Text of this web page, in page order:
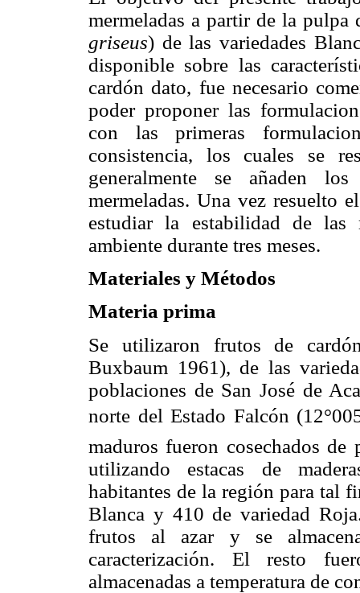
mermeladas a partir de la
griseus) de las variedades
disponible sobre las
cardón dato, fue necesario
poder proponer las
con las primeras
consistencia, los cuales se
generalmente se añaden
mermeladas. Una vez resuelto
estudiar la estabilidad de las
ambiente durante tres meses.
Materiales y Métodos
Materia prima
Se utilizaron frutos de
Buxbaum 1961), de las
poblaciones de San José de
norte del Estado Falcón
maduros fueron cosechados de
utilizando estacas de
habitantes de la región para tal
Blanca y 410 de variedad
frutos al azar y se
caracterización. El resto
almacenadas a temperatura de